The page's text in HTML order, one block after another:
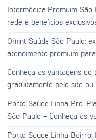
Intermédica Premium São
rede e benefícios
Omint Saúde São Paulo:
atendimento premium
Conheça as Vantagens do
gratuitamente pelo site ou
Porto Saúde Linha Pro:
São Paulo – Conheça as
Porto Saúde Linha Bairro: